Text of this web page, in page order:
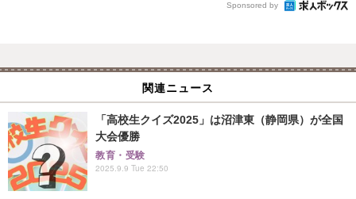
Sponsored by
関連ニュース
「高校生クイズ2025」は沼津東（静岡県）が全国
大会優勝
教育・受験
2025.9.9 Tue 22:50